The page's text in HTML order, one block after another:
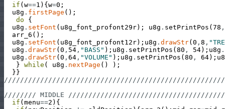
if (w==1 ) {w=0 ;
u8g . firstPage ( ) ;
do
{
u8g . setFont ( u8g_font_profont29r) ; u8g . setPrintPos (78 ,
arr_6 ( ) ;
u8g . setFont ( u8g_font_profont12r) ; u8g . drawStr(0 , 8 ,
u8g . drawStr(0 , 54 , "BASS" ) ; u8g . setPrintPos (80 , 54) ; u8g .
u8g . drawStr(0 , 64 , "VOLUME" ) ; u8g . setPrintPos (80 , 64) ;
} while ( u8g . nextPage ( ) ) ;
}}
//////// MIDDLE
if (menu==2 ) {